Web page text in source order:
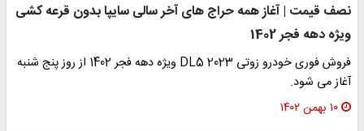
نصف قیمت | آغاز همه حراج های آخر سالی سایپا بدون قرعه کشی
ویژه دهه فجر 1402
فروش فوری خودرو زوتی DL5 2023 ویژه دهه فجر 1402 از روز پنج شنبه
آغاز می شود.
۱۰ بهمن ۱۴۰۲